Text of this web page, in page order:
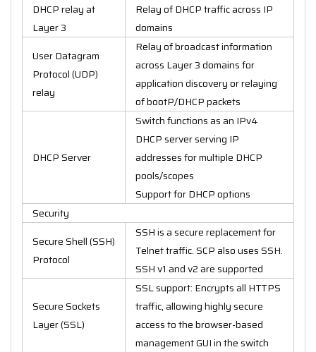
DHCP relay at
Layer 3
Relay of DHCP traffic across IP
domains
User Datagram
Protocol (UDP)
relay
Relay of broadcast information
across Layer 3 domains for
application discovery or relaying
of bootP/DHCP packets
DHCP Server
Switch functions as an IPv4
DHCP server serving IP
addresses for multiple DHCP
pools/scopes
Support for DHCP options
Security
Secure Shell (SSH)
Protocol
SSH is a secure replacement for
Telnet traffic. SCP also uses SSH.
SSH v1 and v2 are supported
Secure Sockets
Layer (SSL)
SSL support: Encrypts all HTTPS
traffic, allowing highly secure
access to the browser-based
management GUI in the switch